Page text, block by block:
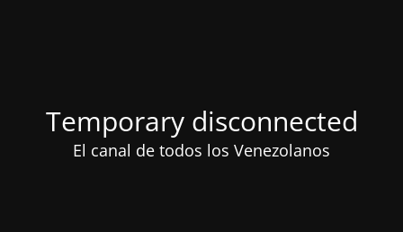
Temporary disconnected
El canal de todos los Venezolanos